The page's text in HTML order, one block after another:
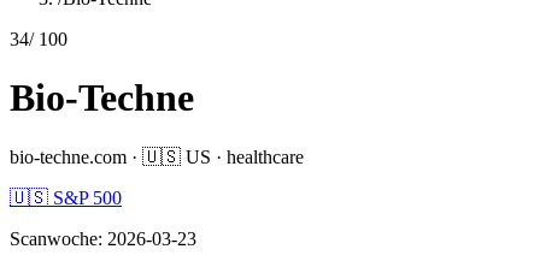
34/ 100
Bio-Techne
bio-techne.com · 🇺🇸 US · healthcare
🇺🇸 S&P 500
Scanwoche: 2026-03-23